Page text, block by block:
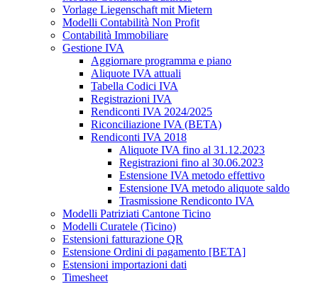
Vorlage Liegenschaft mit Mietern
Modelli Contabilità Non Profit
Contabilità Immobiliare
Gestione IVA
Aggiornare programma e piano
Aliquote IVA attuali
Tabella Codici IVA
Registrazioni IVA
Rendiconti IVA 2024/2025
Riconciliazione IVA (BETA)
Rendiconti IVA 2018
Aliquote IVA fino al 31.12.2023
Registrazioni fino al 30.06.2023
Estensione IVA metodo effettivo
Estensione IVA metodo aliquote saldo
Trasmissione Rendiconto IVA
Modelli Patriziati Cantone Ticino
Modelli Curatele (Ticino)
Estensioni fatturazione QR
Estensione Ordini di pagamento [BETA]
Estensioni importazioni dati
Timesheet